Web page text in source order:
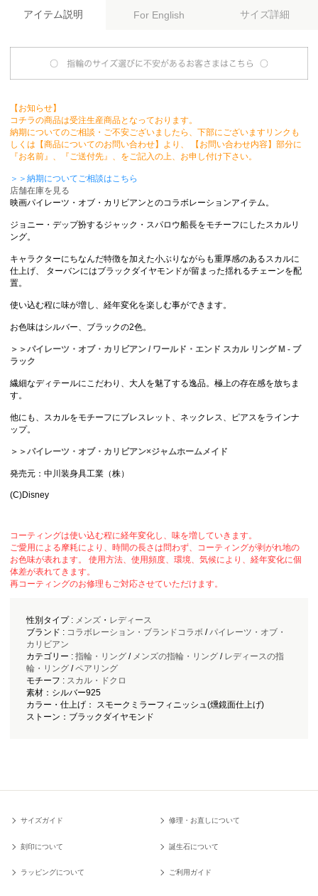
アイテム説明 For English サイズ詳細
【お知らせ】
コチラの商品は受注生産商品となっております。
納期についてのご相談・ご不安ございましたら、下部にございますリンクも
しくは【商品についてのお問い合わせ】より、 【お問い合わせ内容】部分に
『お名前』、『ご送付先』、をご記入の上、お申し付け下さい。
＞＞納期についてご相談はこちら
店舗在庫を見る
映画パイレーツ・オブ・カリビアンとのコラボレーションアイテム。
ジョニー・デップ扮するジャック・スパロウ船長をモチーフにしたスカルリ
ング。
キャラクターにちなんだ特徴を加えた小ぶりながらも重厚感のあるスカルに
仕上げ、 ターバンにはブラックダイヤモンドが留まった揺れるチェーンを配
置。
使い込む程に味が増し、経年変化を楽しむ事ができます。
お色味はシルバー、ブラックの2色。
＞＞パイレーツ・オブ・カリビアン / ワールド・エンド スカル リング M - ブ
ラック
繊細なディテールにこだわり、大人を魅了する逸品。極上の存在感を放ちま
す。
他にも、スカルをモチーフにブレスレット、ネックレス、ピアスをラインナ
ップ。
＞＞パイレーツ・オブ・カリビアン×ジャムホームメイド
発売元：中川装身具工業（株）
(C)Disney
コーティングは使い込む程に経年変化し、味を増していきます。
ご愛用による摩耗により、時間の長さは問わず、コーティングが剥がれ地の
お色味が表れます。 使用方法、使用頻度、環境、気候により、経年変化に個
体差が表れてきます。
再コーティングのお修理もご対応させていただけます。
性別タイプ : メンズ・ レディース
ブランド : コラボレーション・ブランドコラボ / パイレーツ・オブ・
カリビアン
カテゴリー : 指輪・リング/ メンズの指輪・リング/ レディースの指
輪・リング/ペアリング
モチーフ : スカル・ドクロ
素材：シルバー925
カラー・仕上げ： スモークミラーフィニッシュ(燻鏡面仕上げ)
ストーン：ブラックダイヤモンド
サイズガイド 修理・お直しについて
刻印について 誕生石について
ラッピングについて ご利用ガイド